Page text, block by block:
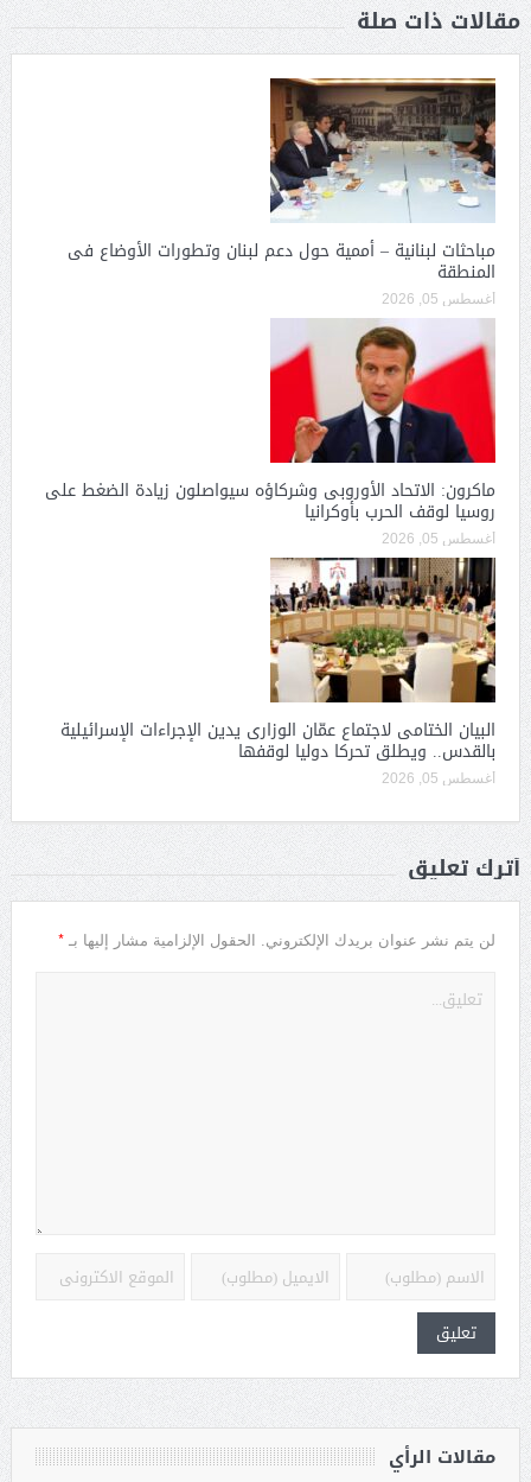
مقالات ذات صلة
مباحثات لبنانية – أممية حول دعم لبنان وتطورات الأوضاع فى
المنطقة
أغسطس 05, 2026
ماكرون: الاتحاد الأوروبى وشركاؤه سيواصلون زيادة الضغط على
روسيا لوقف الحرب بأوكرانيا
أغسطس 05, 2026
البيان الختامى لاجتماع عمّان الوزارى يدين الإجراءات الإسرائيلية
بالقدس.. ويطلق تحركا دوليا لوقفها
أغسطس 05, 2026
أترك تعليق
لن يتم نشر عنوان بريدك الإلكتروني. الحقول الإلزامية مشار إليها بـ *
مقالات الرأي